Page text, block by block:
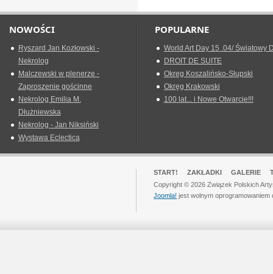
NOWOŚCI
Ryszard Jan Kozłowski -
Nekrolog
Malczewski w plenerze -
Zaproszenie gościnne
Nekrolog Emilia M.
Dłużniewska
Nekrolog - Jan Niksiński
Wystawa Eclectica
POPULARNE
World Art Day 15 .04/ Światowy
DROIT DE SUITE
Okreg Koszalińsko-Słupski
Okręg Krakowski
100 lat... i Nowe Otwarcie!!!
START! ZAKŁADKI GALERIE
Copyright © 2026 Związek Polskich
Joomla! jest wolnym